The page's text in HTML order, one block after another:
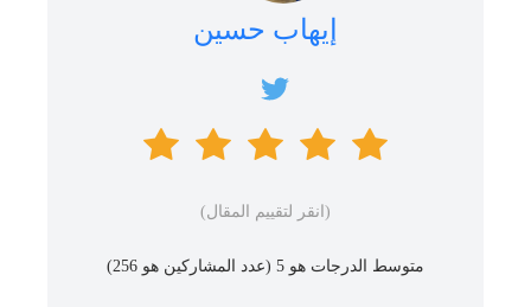
إيهاب حسين
(انقر لتقييم المقال)
متوسط ​​الدرجات هو 5 (عدد المشاركين هو 256
)